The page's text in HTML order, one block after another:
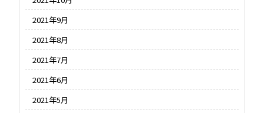
2021年9月
2021年8月
2021年7月
2021年6月
2021年5月